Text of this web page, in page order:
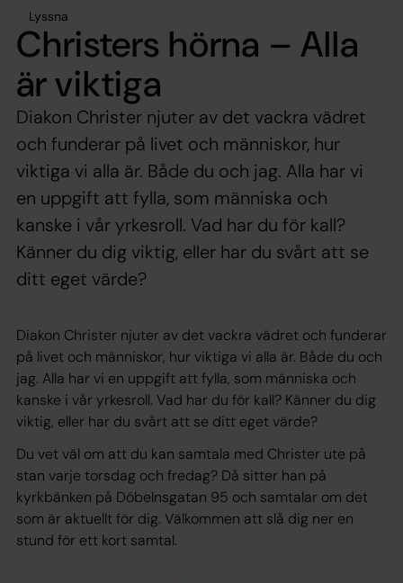
Lyssna
Christers hörna – Alla
är viktiga
Diakon Christer njuter av det vackra vädret
och funderar på livet och människor, hur
viktiga vi alla är. Både du och jag. Alla har vi
en uppgift att fylla, som människa och
kanske i vår yrkesroll. Vad har du för kall?
Känner du dig viktig, eller har du svårt att se
ditt eget värde?
Diakon Christer njuter av det vackra vädret och funderar
på livet och människor, hur viktiga vi alla är. Både du och
jag. Alla har vi en uppgift att fylla, som människa och
kanske i vår yrkesroll. Vad har du för kall? Känner du dig
viktig, eller har du svårt att se ditt eget värde?
Du vet väl om att du kan samtala med Christer ute på
stan varje torsdag och fredag? Då sitter han på
kyrkbänken på Döbelnsgatan 95 och samtalar om det
som är aktuellt för dig. Välkommen att slå dig ner en
stund för ett kort samtal.